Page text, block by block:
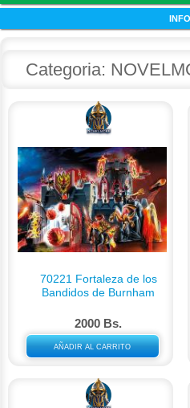
INFO
Categoria:
70221 Fortaleza de los
Bandidos de Burnham
2000 Bs.
AÑADIR AL CARRITO